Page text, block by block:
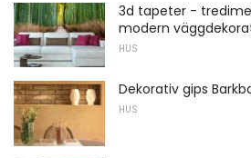
3d tapeter -
modern
HUS
Dekorativ gips
HUS